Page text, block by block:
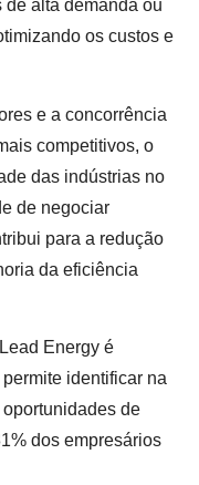
alta demanda ou
os custos e
e a concorrência
competitivos, o
das indústrias no
de negociar
para a redução
da eficiência
Energy é
identificar na
de
dos empresários